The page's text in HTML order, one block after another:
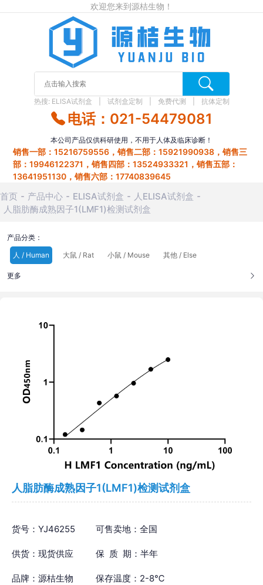
欢迎您来到源桔生物！
热搜: ELISA试剂盒 试剂盒定制 免费代测 抗体定制
电话：021-54479081
本公司产品仅供科研使用，不用于人体及临床诊断！
销售一部：15216759556，销售二部：15921990938，销售三
部：19946122371，销售四部：13524933321，销售五部：
13641951130，销售六部：17740839645
首页 产品中心 ELISA试剂盒
人ELISA试剂盒
人脂肪酶成熟因子1(LMF1)检测试剂盒
产品分类：
人 / Human
大鼠 / Rat 小鼠 / Mouse 其他 / Else
更多
人脂肪酶成熟因子1(LMF1)检测试剂盒
货号：YJ46255 可售卖地：全国
供货：现货供应 保 质 期：半年
品牌：源桔生物 保存温度：2-8℃